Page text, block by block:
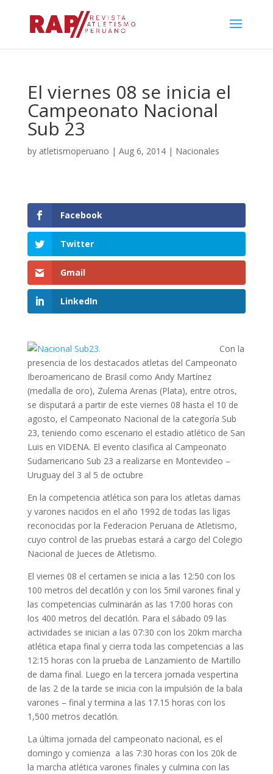
El viernes 08 se inicia el
Campeonato Nacional
Sub 23
by atletismoperuano | Aug 6, 2014| Nacionales
Facebook
Twitter
Gmail
LinkedIn
Con la
presencia de los destacados atletas del Campeonato
Iberoamericano de Brasil como Andy Martínez
(medalla de oro), Zulema Arenas (Plata), entre otros,
se disputará a partir de este viernes 08 hasta el 10 de
agosto, el Campeonato Nacional de la categoría Sub
23, teniendo como escenario el estadio atlético de San
Luis en VIDENA. El evento clasifica al Campeonato
Sudamericano Sub 23 a realizarse en Montevideo –
Uruguay del 3 al 5 de octubre
En la competencia atlética son para los atletas damas
y varones nacidos en el año 1992 de todas las ligas
reconocidas por la Federacion Peruana de Atletismo,
cuyo control de las pruebas estará a cargo del Colegio
Nacional de Jueces de Atletismo.
El viernes 08 el certamen se inicia a las 12:50 con los
100 metros del decatlón y con los 5mil varones final y
las competencias culminarán as las 17:00 horas con
los 400 metros del decatlón. Para el sábado 09 las
actividades se inician a las 07:30 con los 20km marcha
atlética etapa final y cierra toda las competencias a las
12:15 horas con la prueba de Lanzamiento de Martillo
de dama final. Luego en la tercera jornada vespertina
de las 2 de la tarde se inicia con la impulsión de la bala
varones – final y termina a las 17.15 horas con los
1,500 metros decatlón.
La última jornada del campeonato nacional, es el
domingo y comienza a las 7:30 horas con los 20k de
la marcha atlética varones finales y culmina con las